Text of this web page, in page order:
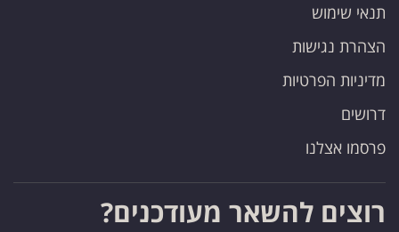
תנאי שימוש
הצהרת נגישות
מדיניות הפרטיות
דרושים
פרסמו אצלנו
רוצים להשאר מעודכנים?